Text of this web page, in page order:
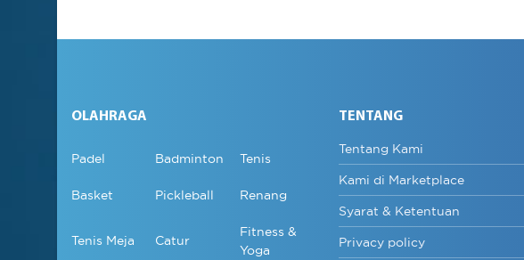
OLAHRAGA
Padel Badminton Tenis
Basket Pickleball Renang
Tenis Meja Catur
Fitness &
Yoga
TENTANG
Tentang Kami
Kami di Marketplace
Syarat & Ketentuan
Privacy policy